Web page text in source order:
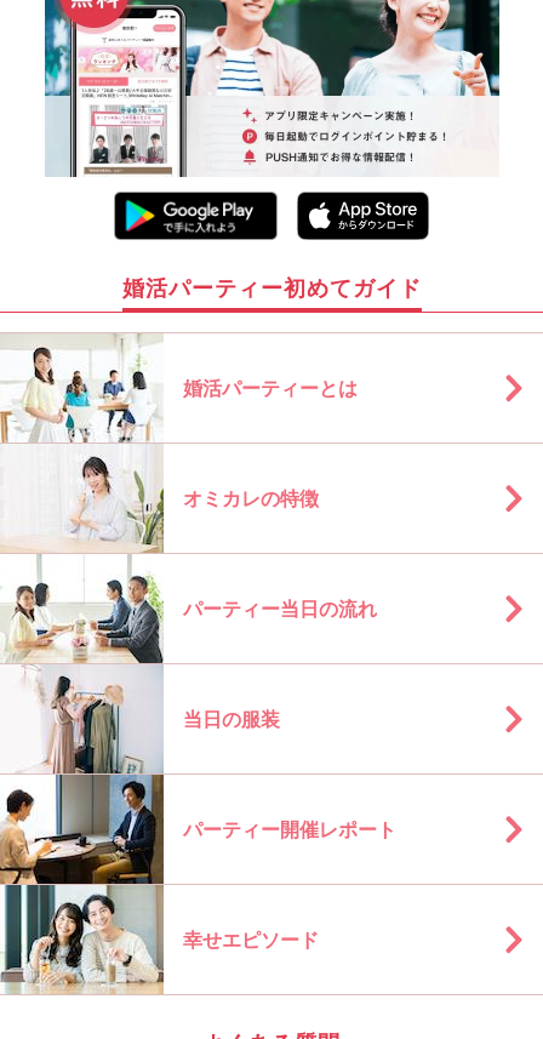
婚活パーティー初めてガイド
婚活パーティーとは
オミカレの特徴
パーティー当日の流れ
当日の服装
パーティー開催レポート
幸せエピソード